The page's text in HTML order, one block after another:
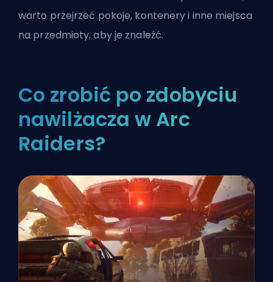
warto przejrzeć pokoje, kontenery i inne miejsca
na przedmioty, aby je znaleźć.
Co zrobić po zdobyciu
nawilżacza w Arc
Raiders?